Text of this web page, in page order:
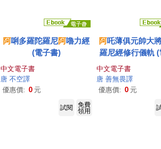
阿唎多羅陀羅尼阿嚕力經
(電子書)
中文電子書
唐 不空譯
優惠價: 0 元
阿吒薄俱元帥大
羅尼經修行儀軌 (
中文電子書
唐 善無畏譯
優惠價: 0 元
試閱
免費
領用